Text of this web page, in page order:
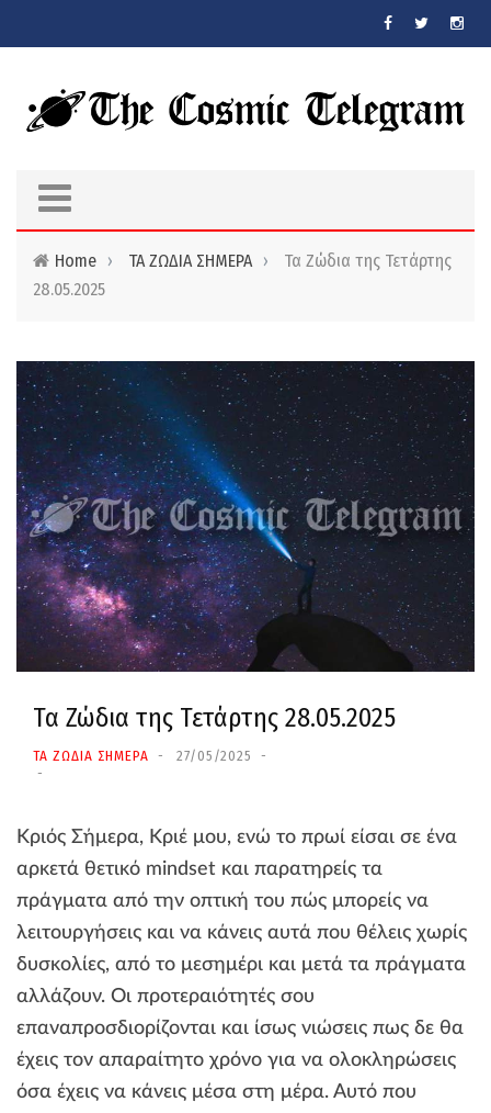
Home › ΤΑ ΖΩΔΙΑ ΣΗΜΕΡΑ ›
Τα Ζώδια της Τετάρτης
28.05.2025
Τα Ζώδια της Τετάρτης 28.05.2025
ΤΑ ΖΩΔΙΑ ΣΗΜΕΡΑ 27/05/2025
Κριός Σήμερα, Κριέ μου, ενώ το πρωί είσαι σε ένα
αρκετά θετικό mindset και παρατηρείς τα
πράγματα από την οπτική του πώς μπορείς να
λειτουργήσεις και να κάνεις αυτά που θέλεις χωρίς
δυσκολίες, από το μεσημέρι και μετά τα πράγματα
αλλάζουν. Οι προτεραιότητές σου
επαναπροσδιορίζονται και ίσως νιώσεις πως δε θα
έχεις τον απαραίτητο χρόνο για να ολοκληρώσεις
όσα έχεις να κάνεις μέσα στη μέρα. Αυτό που